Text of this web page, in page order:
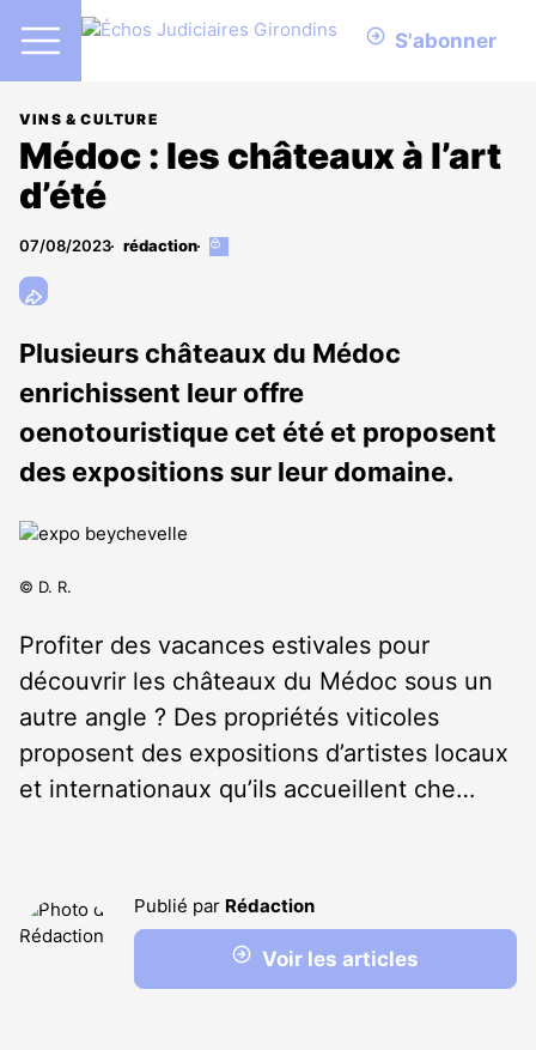
S'abonner
VINS & CULTURE
Médoc : les châteaux à l’art
d’été
07/08/2023 rédaction
Cet
abonnés
Plusieurs châteaux du Médoc
enrichissent leur offre
oenotouristique cet été et proposent
des expositions sur leur domaine.
© D. R.
Profiter des vacances estivales pour
découvrir les châteaux du Médoc sous un
autre angle ? Des propriétés viticoles
proposent des expositions d’artistes locaux
et internationaux qu’ils accueillent che…
Publié par Rédaction
Voir les articles